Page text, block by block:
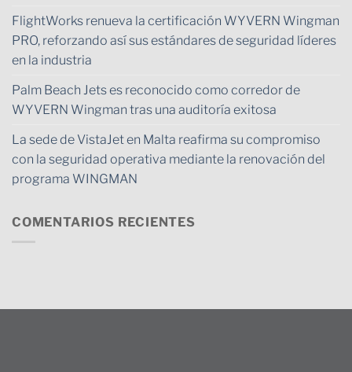
FlightWorks renueva la certificación WYVERN Wingman
PRO, reforzando así sus estándares de seguridad líderes
en la industria
Palm Beach Jets es reconocido como corredor de
WYVERN Wingman tras una auditoría exitosa
La sede de VistaJet en Malta reafirma su compromiso
con la seguridad operativa mediante la renovación del
programa WINGMAN
COMENTARIOS RECIENTES